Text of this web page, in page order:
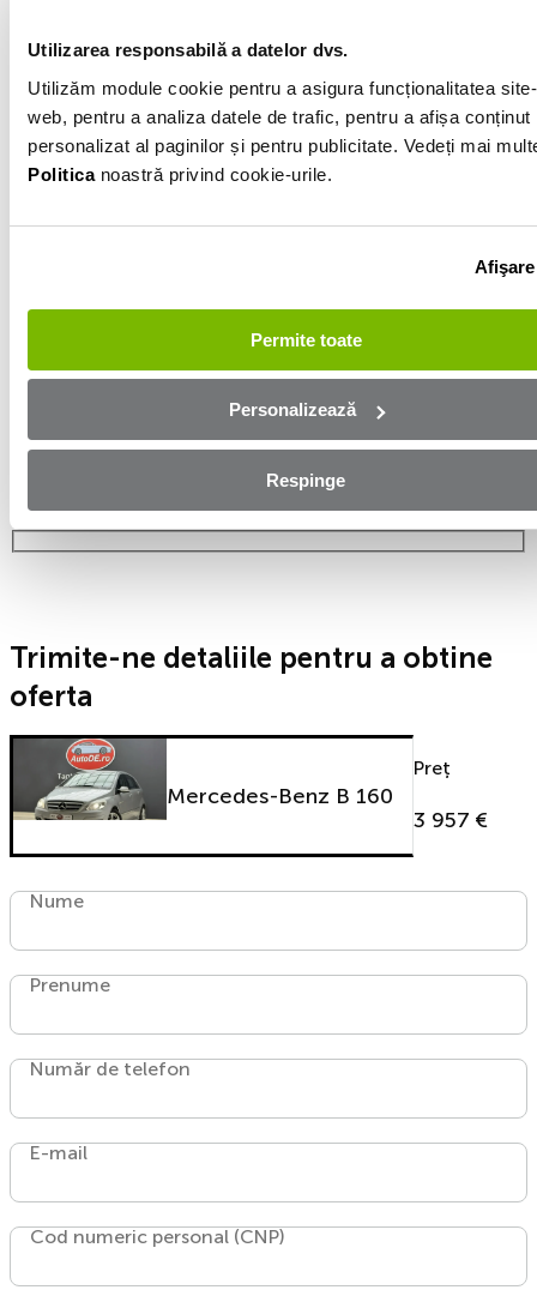
Utilizarea responsabilă a datelor dvs.
Utilizăm module cookie pentru a asigura funcționalitatea
web, pentru a analiza datele de trafic, pentru a afișa conținut
personalizat al paginilor și pentru publicitate. Vedeți mai
Politicanoastră privind cookie-urile.
Afişare
Permite toate
Personalizează
Respinge
Informatiile vanzatorului
0751750675
Trimite e-mail
Aplică online și bucură-te de
aprobare rapidă!
Ești mai aproape de mașina dorită! Completează
Trimite-ne detaliile pentru a obtine
oferta
Mercedes-Benz B 160
Preț
3 957 €
Nume
Prenume
Număr de telefon
E-mail
Cod numeric personal (CNP)